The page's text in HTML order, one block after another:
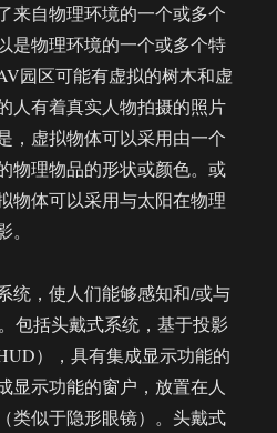
来自物理环境的一个或多个
是物理环境的一个或多个特
园区可能有虚拟的树木和虚
人有着真实人物拍摄的照片
，虚拟物体可以采用由一个
物理物品的形状或颜色。或
物体可以采用与太阳在物理
统，使人们能够感知和/或与
包括头戴式系统，基于投影
），具有集成显示功能的
显示功能的窗户，放置在人
类似于隐形眼镜）。头戴式